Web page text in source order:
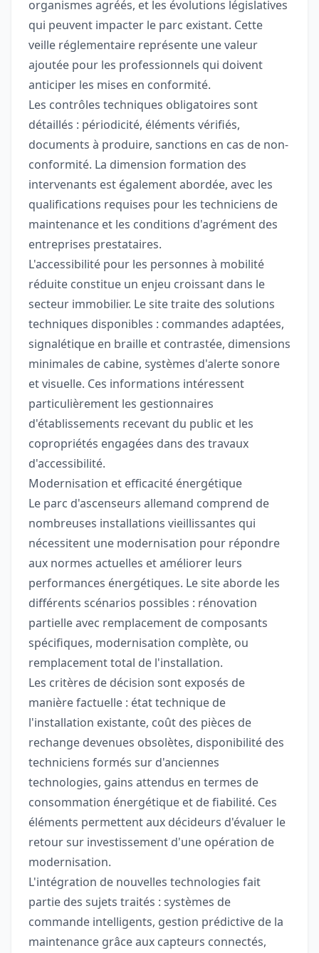
organismes agréés, et les évolutions législatives
qui peuvent impacter le parc existant. Cette
veille réglementaire représente une valeur
ajoutée pour les professionnels qui doivent
anticiper les mises en conformité.
Les contrôles techniques obligatoires sont
détaillés : périodicité, éléments vérifiés,
documents à produire, sanctions en cas de non-
conformité. La dimension formation des
intervenants est également abordée, avec les
qualifications requises pour les techniciens de
maintenance et les conditions d'agrément des
entreprises prestataires.
L'accessibilité pour les personnes à mobilité
réduite constitue un enjeu croissant dans le
secteur immobilier. Le site traite des solutions
techniques disponibles : commandes adaptées,
signalétique en braille et contrastée, dimensions
minimales de cabine, systèmes d'alerte sonore
et visuelle. Ces informations intéressent
particulièrement les gestionnaires
d'établissements recevant du public et les
copropriétés engagées dans des travaux
d'accessibilité.
Modernisation et efficacité énergétique
Le parc d'ascenseurs allemand comprend de
nombreuses installations vieillissantes qui
nécessitent une modernisation pour répondre
aux normes actuelles et améliorer leurs
performances énergétiques. Le site aborde les
différents scénarios possibles : rénovation
partielle avec remplacement de composants
spécifiques, modernisation complète, ou
remplacement total de l'installation.
Les critères de décision sont exposés de
manière factuelle : état technique de
l'installation existante, coût des pièces de
rechange devenues obsolètes, disponibilité des
techniciens formés sur d'anciennes
technologies, gains attendus en termes de
consommation énergétique et de fiabilité. Ces
éléments permettent aux décideurs d'évaluer le
retour sur investissement d'une opération de
modernisation.
L'intégration de nouvelles technologies fait
partie des sujets traités : systèmes de
commande intelligents, gestion prédictive de la
maintenance grâce aux capteurs connectés,